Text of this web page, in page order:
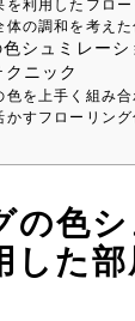
を利用したフロ
体の調和を考えた
シュミレーシ
ニック
色を上手く組み
かすフローリン
の色
した部